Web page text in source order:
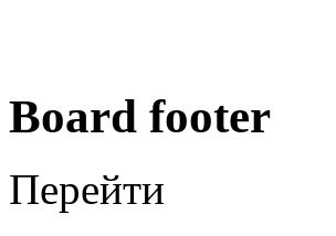
Board footer
Перейти